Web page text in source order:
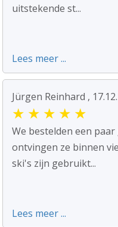
uitstekende st...
Lees meer ...
Jürgen Reinhard ,
★ ★ ★ ★ ★
We bestelden een
ontvingen ze binnen
ski's zijn gebruikt...
Lees meer ...